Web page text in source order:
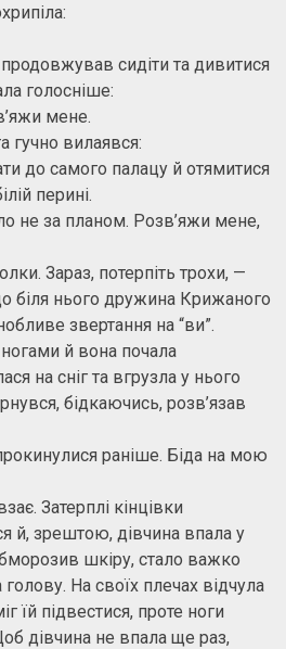
сидіти та дивитися
голосніше:
мене.
гучно вилаявся:
до самого палацу й отямитися
перині.
не за планом. Розв’яжи мене,
Зараз, потерпіть трохи, —
біля нього дружина Крижаного
звертання на “ви”.
й вона почала
на сніг та вгрузла у нього
бідкаючись, розв’язав
раніше. Біда на мою
Затерплі кінцівки
й, зрештою, дівчина впала у
шкіру, стало важко
На своїх плечах відчула
їй підвестися, проте ноги
дівчина не впала ще раз,